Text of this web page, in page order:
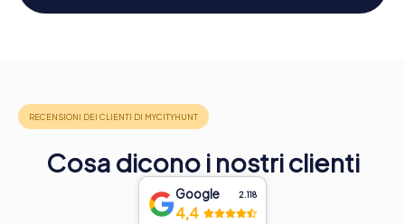
Cosa dicono i nostri clienti
Google 2.118
4,4